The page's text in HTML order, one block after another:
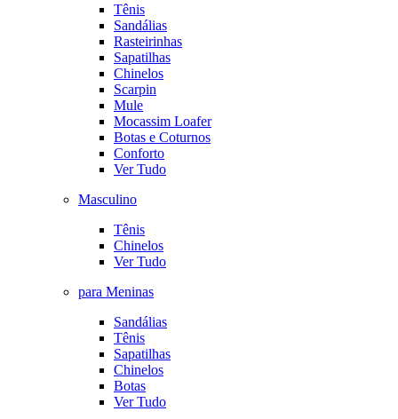
Tênis
Sandálias
Rasteirinhas
Sapatilhas
Chinelos
Scarpin
Mule
Mocassim Loafer
Botas e Coturnos
Conforto
Ver Tudo
Masculino
Tênis
Chinelos
Ver Tudo
para Meninas
Sandálias
Tênis
Sapatilhas
Chinelos
Botas
Ver Tudo